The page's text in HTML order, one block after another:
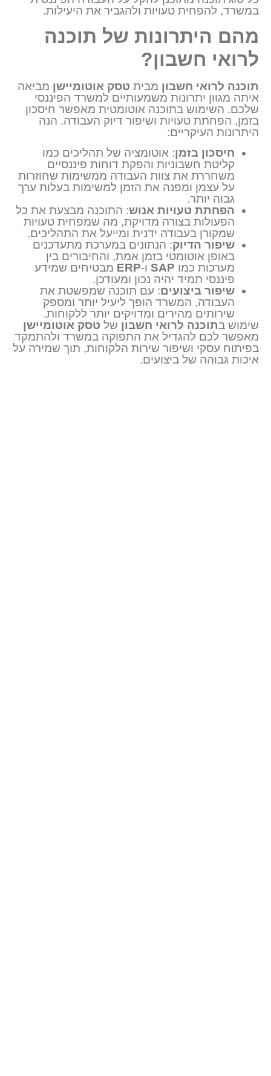
במשרד, להפחית טעויות ולהגביר את היעילות.
מהם היתרונות של תוכנה
לרואי חשבון?
תוכנה לרואי חשבון מבית טסק אוטומיישן מביאה
איתה מגוון יתרונות משמעותיים למשרד הפיננסי
שלכם. השימוש בתוכנה אוטומטית מאפשר חיסכון
בזמן, הפחתת טעויות ושיפור דיוק העבודה. הנה
היתרונות העיקריים:
חיסכון בזמן: אוטומציה של תהליכים כמו
קליטת חשבוניות והפקת דוחות פיננסיים
משחררת את צוות העבודה ממשימות שחוזרות
על עצמן ומפנה את הזמן למשימות בעלות ערך
גבוה יותר.
הפחתת טעויות אנוש: התוכנה מבצעת את כל
הפעולות בצורה מדויקת, מה שמפחית טעויות
שמקורן בעבודה ידנית ומייעל את התהליכים.
שיפור הדיוק: הנתונים במערכת מתעדכנים
באופן אוטומטי בזמן אמת, והחיבורים בין
מערכות כמו SAP ו-ERP מבטיחים שמידע
פיננסי תמיד יהיה נכון ומעודכן.
שיפור ביצועים: עם תוכנה שמפשטת את
העבודה, המשרד הופך ליעיל יותר ומספק
שירותים מהירים ומדויקים יותר ללקוחות.
שימוש בתוכנה לרואי חשבון של טסק אוטומיישן
מאפשר לכם להגדיל את התפוקה במשרד ולהתמקד
בפיתוח עסקי ושיפור שירות הלקוחות, תוך שמירה על
איכות גבוהה של ביצועים.